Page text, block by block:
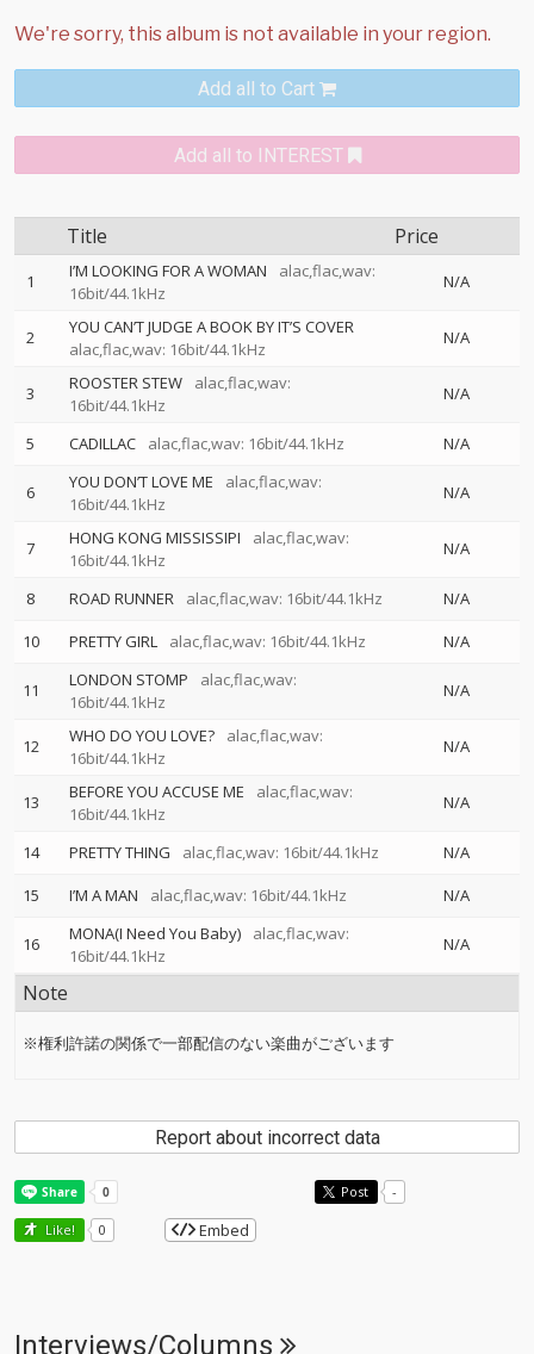
Add all to Cart
Add all to INTEREST
Title Price
1 I’M LOOKING FOR A WOMAN
alac,flac,wav:
16bit/44.1kHz
N/A
2
YOU CAN’T JUDGE A BOOK BY IT’S COVER
alac,flac,wav: 16bit/44.1kHz
N/A
3 ROOSTER STEW
alac,flac,wav:
16bit/44.1kHz
N/A
5 CADILLAC alac,flac,wav: 16bit/44.1kHz N/A
6 YOU DON’T LOVE ME
alac,flac,wav:
16bit/44.1kHz
N/A
7 HONG KONG MISSISSIPI
alac,flac,wav:
16bit/44.1kHz
N/A
8 ROAD RUNNER alac,flac,wav: 16bit/44.1kHz
N/A
10
PRETTY GIRL alac,flac,wav: 16bit/44.1kHz N/A
11 LONDON STOMP
alac,flac,wav:
16bit/44.1kHz
N/A
12 WHO DO YOU LOVE?
alac,flac,wav:
16bit/44.1kHz
N/A
13 BEFORE YOU ACCUSE ME
alac,flac,wav:
16bit/44.1kHz
N/A
14 PRETTY THING alac,flac,wav: 16bit/44.1kHz
N/A
15
I’M A MAN alac,flac,wav: 16bit/44.1kHz N/A
16 MONA(I Need You Baby)
alac,flac,wav:
16bit/44.1kHz
N/A
Note
※権利許諾の関係で一部配信のない楽曲がございます
Report about incorrect data
Post -
Like! 0 Embed
Interviews/Columns